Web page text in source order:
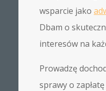
wsparcie jako
Dbam o
interesów na
Prowadzę
sprawy o